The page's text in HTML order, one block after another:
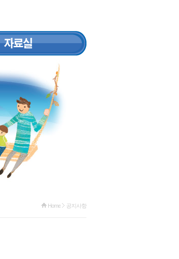
Home 공지사항